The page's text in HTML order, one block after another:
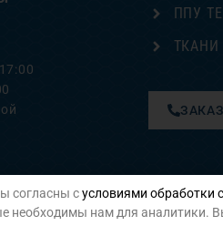
ППУ
ТКАНИ
Политика конфиденциальности
согласны сусловиями обработки
необходимы нам для аналитики.